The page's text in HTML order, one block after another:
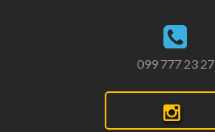
099 777 23 27